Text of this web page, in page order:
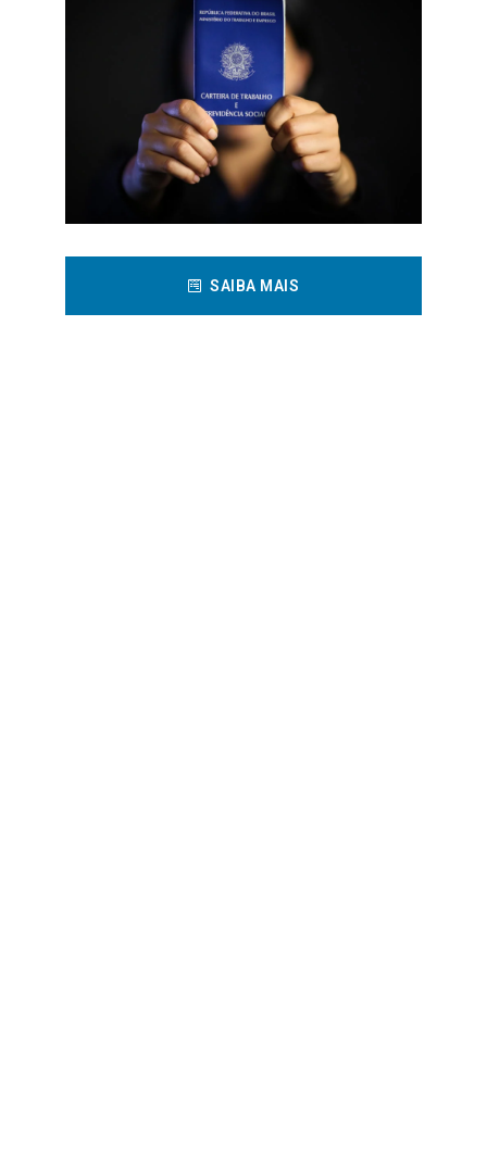
SAIBA MAIS